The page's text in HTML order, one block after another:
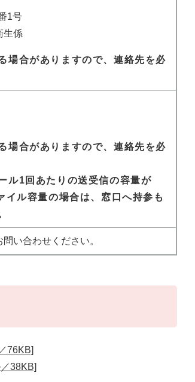
1号
係
場合がありますので、連絡先を必
場合がありますので、連絡先を必
ル1回あたりの送受信の容量が
ル容量の場合は、窓口へ持参も
い合わせください。
76KB]
38KB]